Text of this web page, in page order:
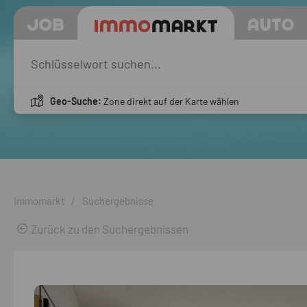
Geo-Suche: Zone direkt auf der Karte wählen
Immomarkt / Suchergebnisse
Zurück zu den Suchergebnissen